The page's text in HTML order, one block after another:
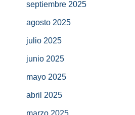
septiembre 2025
agosto 2025
julio 2025
junio 2025
mayo 2025
abril 2025
marzo 2025